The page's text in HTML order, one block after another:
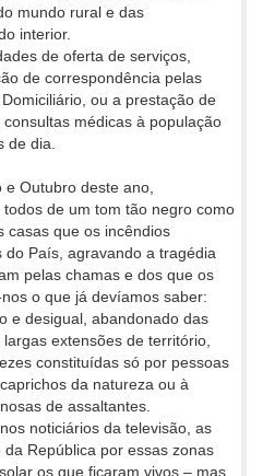
mundo rural e das
interior.
de oferta de serviços,
de correspondência pelas
ou a prestação de
médicas à população
de dia.
e Outubro deste ano,
de um tom tão negro como
casas que os incêndios
País, agravando a tragédia
pelas chamas e dos que os
o que já devíamos saber:
e desigual, abandonado das
extensões de território,
constituídas só por pessoas
da natureza ou à
de assaltantes.
noticiários da televisão, as
República por essas zonas
os que ficaram vivos – mas